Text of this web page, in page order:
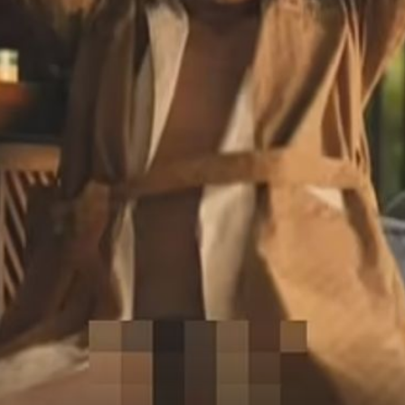
3 +11
''EVO NAS OPET...''
Goli prizori sina Arnolda
Schwarzeneggera zapanjili su
''Opet ću ga morati gledati i idući